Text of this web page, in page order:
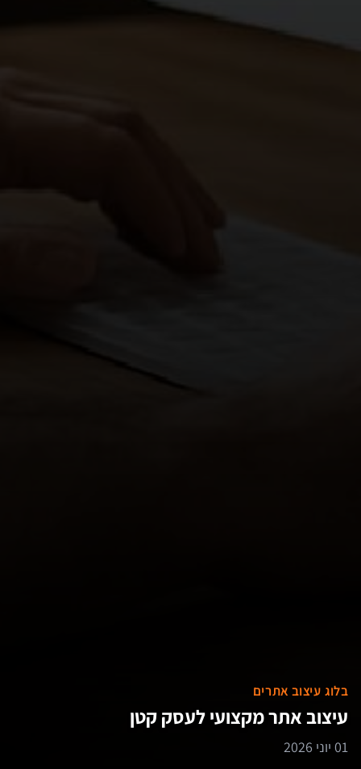
בלוג עיצוב אתרים
עיצוב אתר מקצועי לעסק קטן
01 יוני 2026